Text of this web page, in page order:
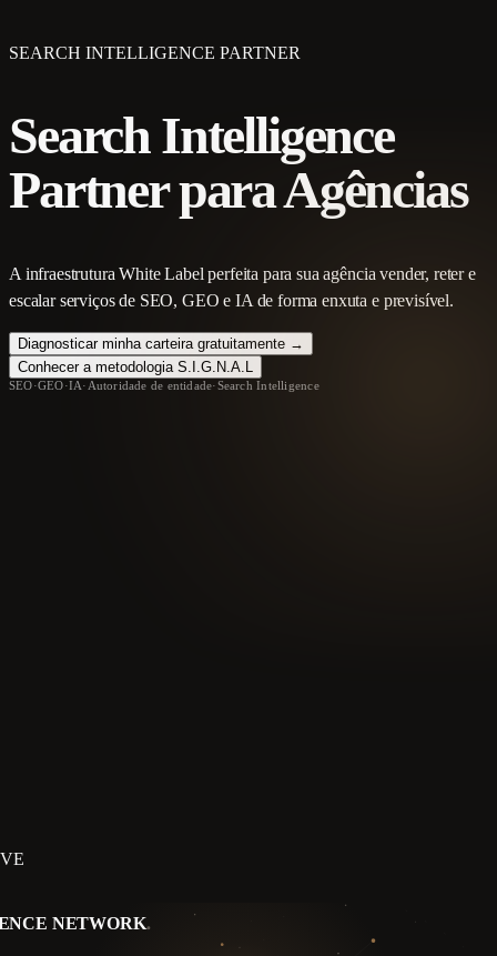
SEARCH INTELLIGENCE PARTNER
Search Intelligence
Partner para Agências
A infraestrutura White Label perfeita para sua agência vender, reter e
escalar serviços de SEO, GEO e IA de forma enxuta e previsível.
Diagnosticar minha carteira gratuitamente →
Conhecer a metodologia S.I.G.N.A.L
SEO·GEO·IA· Autoridade de entidade·Search Intelligence
NETWORK